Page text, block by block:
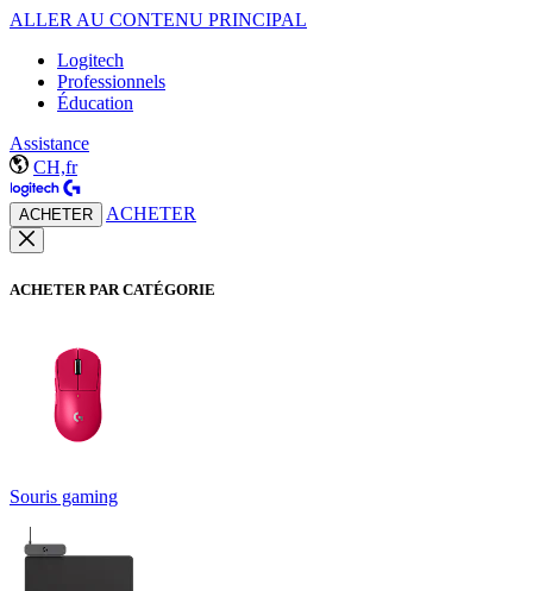
ALLER AU CONTENU PRINCIPAL
Logitech
Professionnels
Éducation
Assistance
CH,fr
ACHETER ACHETER
ACHETER PAR CATÉGORIE
Souris gaming